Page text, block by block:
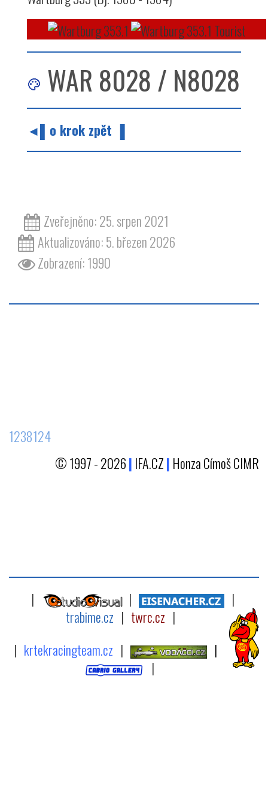
WAR 8028 / N8028
◄▌o krok zpět ▐
Zveřejněno: 25. srpen 2021
Aktualizováno: 5. březen 2026
Zobrazení: 1990
1238124
© 1997 - 2026| IFA.CZ| Honza Címoš CIMR
| |
|
trabime.cz | twrc.cz |
| krtekracingteam.cz |
|
|